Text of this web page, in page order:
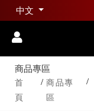
中文
商品專區
首
頁
商品專
區